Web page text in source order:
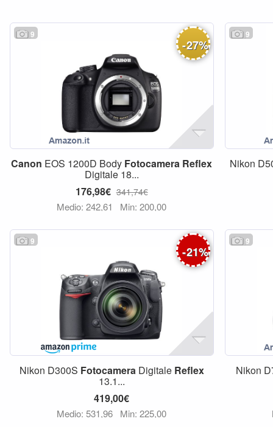
9
-27%
Canon EOS 1200D Body Fotocamera Reflex
Digitale 18...
176,98€ 341,74€
Medio: 242,61 Min: 200,00
9
Nikon
9
-21%
Nikon D300S FotocameraDigitale Reflex
13.1...
419,00€
Medio: 531,96 Min: 225,00
9
Nikon